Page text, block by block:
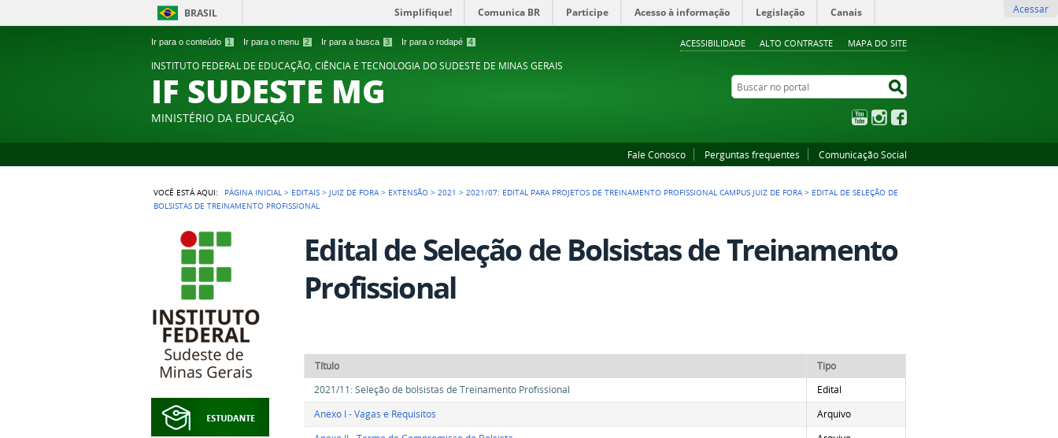
Ir para o conteúdo 1 Ir para o menu 2 Ir para a busca 3 Ir para o rodapé 4 ACESSIBILIDADE ALTO CONTRASTE MAPA DO SITE
BRASIL Simplifique! Comunica BR Participe Acesso à informação Legislação Canais Acessar
INSTITUTO FEDERAL DE EDUCAÇÃO, CIÊNCIA E TECNOLOGIA DO SUDESTE DE MINAS GERAIS
IF SUDESTE MG
MINISTÉRIO DA EDUCAÇÃO
Buscar no portal
YouTubeInstagram
Fale Conosco Perguntas frequentes Comunicação Social
VOCÊ ESTÁ AQUI: PÁGINA INICIAL > EDITAIS > JUIZ DE FORA > EXTENSÃO >2021 >2021/07: EDITAL PARA PROJETOS DE TREINAMENTO PROFISSIONAL CAMPUS JUIZ DE FORA > EDITAL DE SELEÇÃO DE
BOLSISTAS DE TREINAMENTO PROFISSIONAL
Edital de Seleção de Bolsistas de Treinamento
Profissional
Título
Tipo
2021/11: Seleção de bolsistas de Treinamento Profissional
Edital
Anexo I - Vagas e Requisitos
Arquivo